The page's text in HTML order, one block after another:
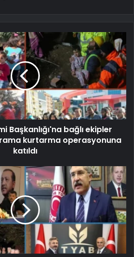
Başkanlığı'na bağlı ekipler
kurtarma operasyonuna
katıldı